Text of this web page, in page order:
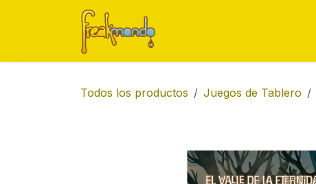
Todos los productos Juegos de Tablero